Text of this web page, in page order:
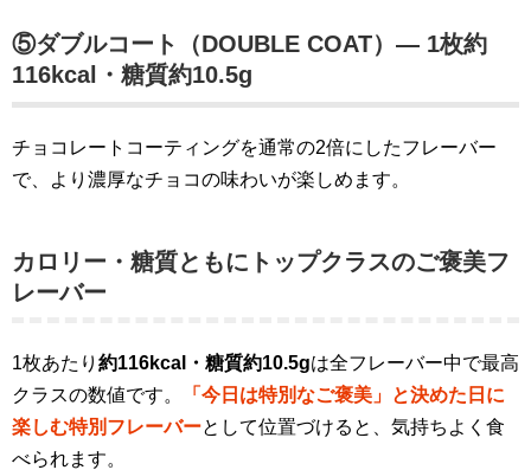
⑤ダブルコート（DOUBLE COAT）— 1枚約
116kcal・糖質約10.5g
チョコレートコーティングを通常の2倍にしたフレーバー
で、より濃厚なチョコの味わいが楽しめます。
カロリー・糖質ともにトップクラスのご褒美フ
レーバー
1枚あたり 約116kcal・糖質約10.5gは全フレーバー中で最高
クラスの数値です。
「今日は特別なご褒美」と決めた日に
楽しむ特別フレーバーとして位置づけると、気持ちよく食
べられます。